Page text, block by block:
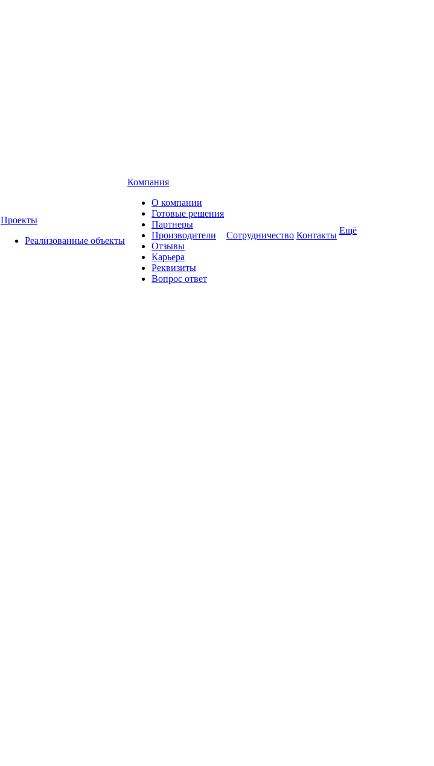
Проекты
Реализованные объекты
Компания
О компании
Готовые решения
Партнеры
Производители
Отзывы
Карьера
Реквизиты
Вопрос ответ
Сотрудничество Контакты Ещё